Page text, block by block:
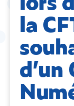
la
d’un